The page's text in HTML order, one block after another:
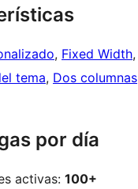
, Fixed Width,
tema, Dos columnas
por día
activas: 100+